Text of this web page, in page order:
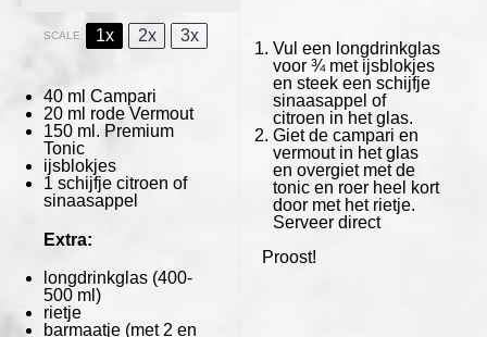
SCALE 1x 2x 3x
40 ml Campari
20 ml rode Vermout
150 ml. Premium
Tonic
ijsblokjes
1 schijfje citroen of
sinaasappel
Extra:
longdrinkglas (400-
500 ml)
rietje
barmaatje (met 2 en
Vul een longdrinkglas
voor ¾ met ijsblokjes
en steek een schijfje
sinaasappel of
citroen in het glas.
Giet de campari en
vermout in het glas
en overgiet met de
tonic en roer heel kort
door met het rietje.
Serveer direct
Proost!